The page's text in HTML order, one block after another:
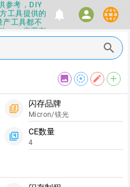
参考，DIY
工具提供的
产工具都不
，一定要有
误导，欢
最正确的
量产工具标
具，过分了
复
参考，DIY
工具提供的
产工具都不
，一定要有
误导，欢
最正确的
notifications person language
search
image filter_tilt_shift edit add
filter_2
闪存品牌
Micron/镁光
filter_4
CE数量
4